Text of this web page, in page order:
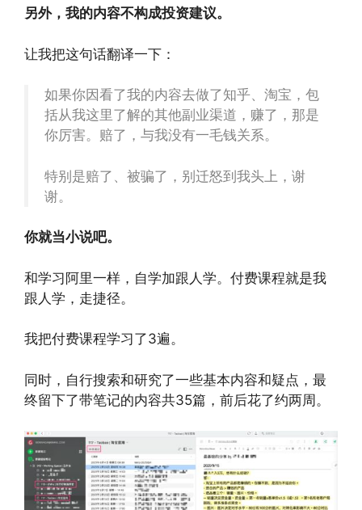
另外，我的内容不构成投资建议。
让我把这句话翻译一下：
如果你因看了我的内容去做了知乎、淘宝，包
括从我这里了解的其他副业渠道，赚了，那是
你厉害。赔了，与我没有一毛钱关系。
特别是赔了、被骗了，别迁怒到我头上，谢
谢。
你就当小说吧。
和学习阿里一样，自学加跟人学。付费课程就是我
跟人学，走捷径。
我把付费课程学习了3遍。
同时，自行搜索和研究了一些基本内容和疑点，最
终留下了带笔记的内容共35篇，前后花了约两周。